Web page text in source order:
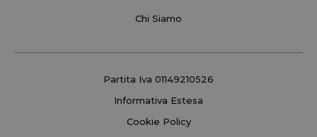
Chi Siamo
Partita Iva 01149210526
Informativa Estesa
Cookie Policy